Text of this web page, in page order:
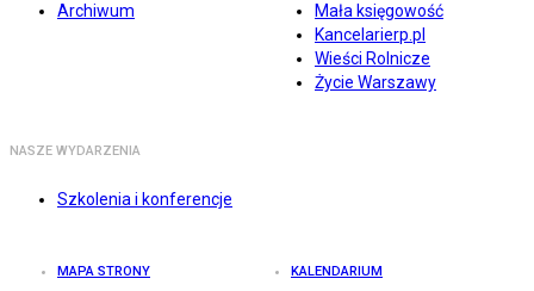
Archiwum
Mała księgowość
Kancelarierp.pl
Wieści Rolnicze
Życie Warszawy
NASZE WYDARZENIA
Szkolenia i konferencje
MAPA STRONY KALENDARIUM